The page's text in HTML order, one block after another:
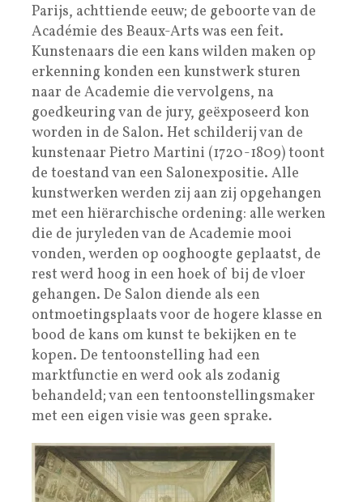
Parijs, achttiende eeuw; de geboorte van de
Académie des Beaux-Arts was een feit.
Kunstenaars die een kans wilden maken op
erkenning konden een kunstwerk sturen
naar de Academie die vervolgens, na
goedkeuring van de jury, geëxposeerd kon
worden in de Salon. Het schilderij van de
kunstenaar Pietro Martini (1720-1809) toont
de toestand van een Salonexpositie. Alle
kunstwerken werden zij aan zij opgehangen
met een hiërarchische ordening: alle werken
die de juryleden van de Academie mooi
vonden, werden op ooghoogte geplaatst, de
rest werd hoog in een hoek of bij de vloer
gehangen. De Salon diende als een
ontmoetingsplaats voor de hogere klasse en
bood de kans om kunst te bekijken en te
kopen. De tentoonstelling had een
marktfunctie en werd ook als zodanig
behandeld; van een tentoonstellingsmaker
met een eigen visie was geen sprake.